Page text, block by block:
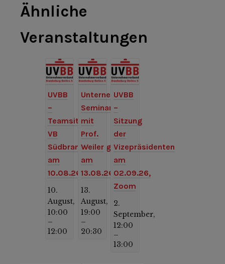
Ähnliche
Veranstaltungen
UVBB
–
Teamsitzung
VB
Südbrandenburg
am
10.08.26
10.
August,
10:00
–
12:00
Unternehmer-
Seminar
mit
Prof.
Weiler
am
13.08.26
13.
August,
19:00
–
20:30
UVBB
–
Sitzung
der
Vizepräsidenten
am
02.09.26,
Zoom
2.
September,
12:00
–
13:00